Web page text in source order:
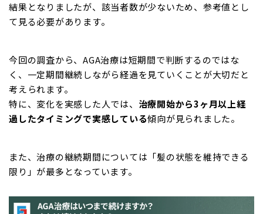
結果となりましたが、該当者数が少ないため、参考値とし
て見る必要があります。
今回の調査から、AGA治療は短期間で判断するのではな
く、一定期間継続しながら経過を見ていくことが大切だと
考えられます。
特に、変化を実感した人では、 治療開始から3ヶ月以上経
過したタイミングで実感している傾向が見られました。
また、治療の継続期間については「髪の状態を維持できる
限り」が最多となっています。